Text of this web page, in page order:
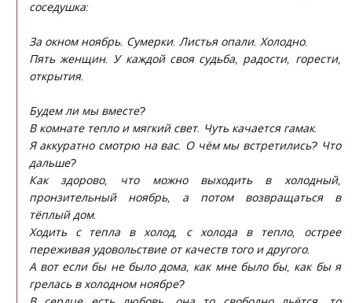
соседушка:
За окном ноябрь. Сумерки. Листья опали. Холодно.
Пять женщин. У каждой своя судьба, радости, горести,
открытия.
Будем ли мы вместе?
В комнате тепло и мягкий свет. Чуть качается гамак.
Я аккуратно смотрю на вас. О чём мы встретились? Что
дальше?
Как здорово, что можно выходить в холодный,
пронзительный ноябрь, а потом возвращаться в
тёплый дом.
Ходить с тепла в холод, с холода в тепло, острее
переживая удовольствие от качеств того и другого.
А вот если бы не было дома, как мне было бы, как бы я
грелась в холодном ноябре?